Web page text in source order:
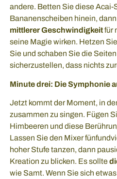
andere. Betten Sie diese Acai-
Bananenscheiben hinein,
mittlerer Geschwindigkeitfür
seine Magie wirken. Hetzen
Sie und schaben Sie die
sicherzustellen, dass nichts
Minute drei: Die Symphonie
Jetzt kommt der Moment, in
zusammen zu singen. Fügen
Himbeeren und diese
Lassen Sie den Mixer
hoher Stufe tanzen, dann
Kreation zu blicken. Es sollte
wie Samt. Wenn Sie sich